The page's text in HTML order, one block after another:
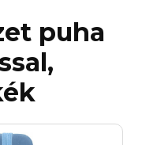
puha